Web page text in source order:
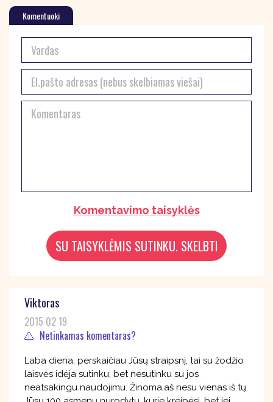
Komentuoki
Komentavimo taisyklės
Viktoras
2015 02 19
Netinkamas komentaras?
Laba diena, perskaičiau Jūsų straipsnį, tai su žodžio
laisvės idėja sutinku, bet nesutinku su jos
neatsakingu naudojimu. Žinoma,aš nesu vienas iš tų